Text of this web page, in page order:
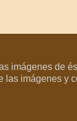
imágenes de
las imágenes y